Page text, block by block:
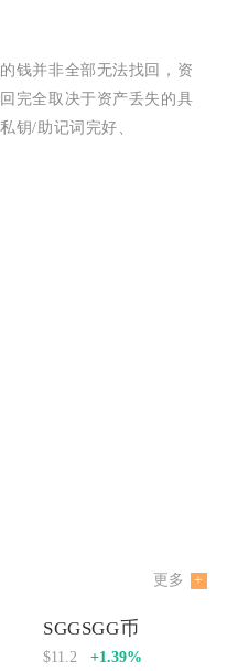
钱并非全部无法找回，资
完全取决于资产丢失的具
钥/助记词完好、
更多
SGGSGG币
$11.2 +1.39%